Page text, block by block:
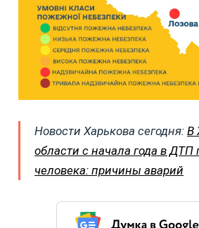
Новости Харькова сегодня: В
области с начала года в ДТП
человека: причины аварий